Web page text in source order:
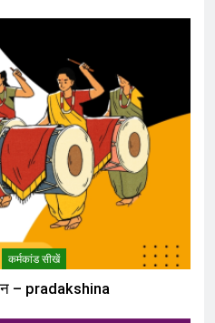
कर्मकांड सीखें
– pradakshina